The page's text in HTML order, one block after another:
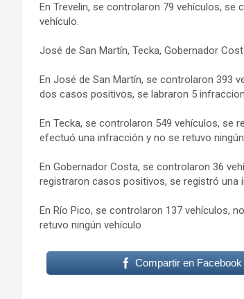
En Trevelin, se controlaron 79 vehículos,
vehículo.
José de San Martín, Tecka, Gobernador
En José de San Martín, se controlaron 393
dos casos positivos, se labraron 5
En Tecka, se controlaron 549 vehículos,
efectuó una infracción y no se retuvo
En Gobernador Costa, se controlaron 36
registraron casos positivos, se registró una
En Río Pico, se controlaron 137 vehículos,
retuvo ningún vehículo
Compartir en Facebook